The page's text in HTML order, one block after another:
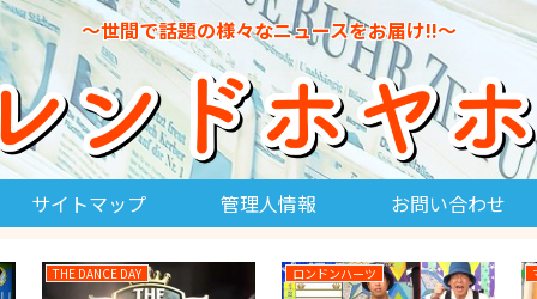
～世間で話題の様々なニュースをお届け!!～
サイトマップ 管理人情報 お問い合わせ
IPPONグランプリ THE鬼タイジ